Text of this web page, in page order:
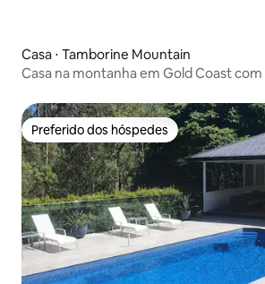
Casa ⋅ Tamborine Mountain
Casa na montanha em Gold Coast
Preferido dos hóspedes
Preferido dos hóspedes